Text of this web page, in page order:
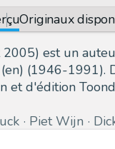
Originaux
est un
(1946-
et d'édition
Piet Wijn